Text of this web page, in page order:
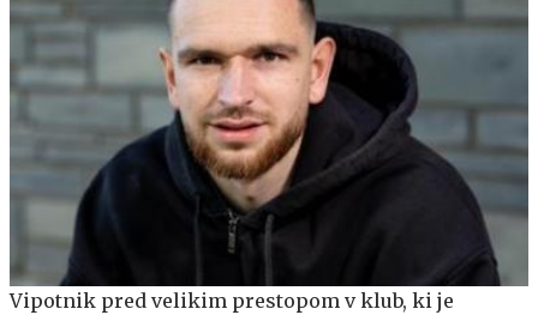
Vipotnik pred velikim prestopom v klub, ki je